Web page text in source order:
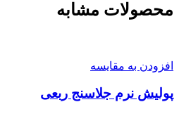
محصولات مشابه
افزودن به مقایسه
پولیش نرم جلاسنج ربعی